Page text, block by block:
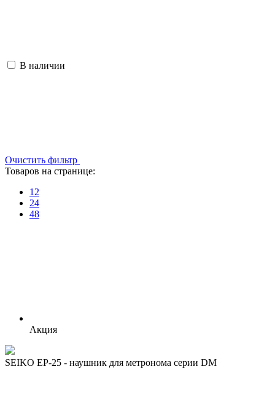
В наличии
Очистить фильтр
Товаров на странице:
12
24
48
Акция
SEIKO EP-25 - наушник для метронома серии DM